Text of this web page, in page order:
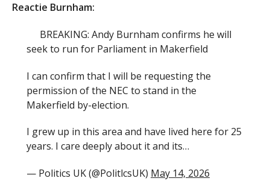
Reactie Burnham:
BREAKING: Andy Burnham confirms he will
seek to run for Parliament in Makerfield
I can confirm that I will be requesting the
permission of the NEC to stand in the
Makerfield by-election.
I grew up in this area and have lived here for 25
years. I care deeply about it and its…
— Politics UK (@PolitlcsUK) May 14, 2026